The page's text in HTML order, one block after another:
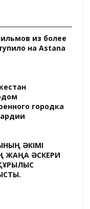
из более
на Astana
городка
ӘКІМІ
ЖАҢА ӘСКЕРИ